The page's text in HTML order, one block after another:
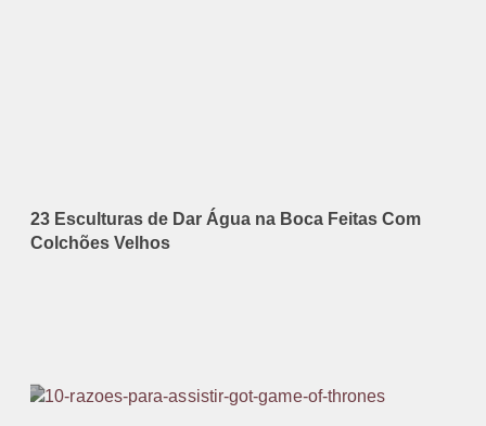
23 Esculturas de Dar Água na Boca Feitas Com
Colchões Velhos